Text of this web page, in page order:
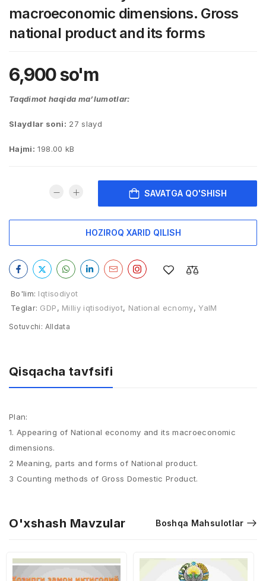
macroeconomic dimensions. Gross
national product and its forms
6,900so'm
Taqdimot haqida ma’lumotlar:
Slaydlar soni: 27 slayd
Hajmi: 198.00 kB
SAVATGA QO'SHISH
HOZIROQ XARID QILISH
Bo'lim: Iqtisodiyot
Teglar: GDP, Milliy iqtisodiyot, National ecnomy, YaIM
Sotuvchi: Alldata
Qisqacha tavfsifi
Plan:
1. Appearing of National economy and its macroeconomic
dimensions.
2 Meaning, parts and forms of National product.
3 Counting methods of Gross Domestic Product.
O'xshash Mavzular Boshqa Mahsulotlar